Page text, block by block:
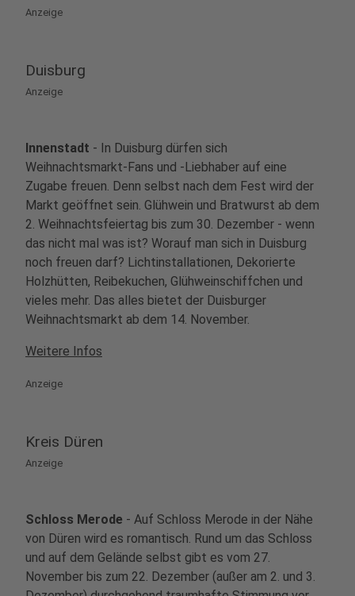
Romantischer Weihnachtsmarkt Merode
17
Am Schloß 4, 47551 Bedburg-Hau
18
Weihnachtsmarkt in JVA Castrop-Rauxel
Lerchenstraße 81
44581 Castrop-Rauxel
19
Cranger Weihnachtszauber
Altcrange 26
Altenberger Adventsmarkt
Weihnachtsmarkt Siegburg
22
Weihnachtsmarkt Monschau
Rurstraße 9
Anzeige
Duisburg
Anzeige
Innenstadt - In Duisburg dürfen sich
Weihnachtsmarkt-Fans und -Liebhaber auf eine
Zugabe freuen. Denn selbst nach dem Fest wird der
Markt geöffnet sein. Glühwein und Bratwurst ab dem
2. Weihnachtsfeiertag bis zum 30. Dezember - wenn
das nicht mal was ist? Worauf man sich in Duisburg
noch freuen darf? Lichtinstallationen, Dekorierte
Holzhütten, Reibekuchen, Glühweinschiffchen und
vieles mehr. Das alles bietet der Duisburger
Weihnachtsmarkt ab dem 14. November.
Weitere Infos
Anzeige
Kreis Düren
Anzeige
Schloss Merode - Auf Schloss Merode in der Nähe
von Düren wird es romantisch. Rund um das Schloss
und auf dem Gelände selbst gibt es vom 27.
November bis zum 22. Dezember (außer am 2. und 3.